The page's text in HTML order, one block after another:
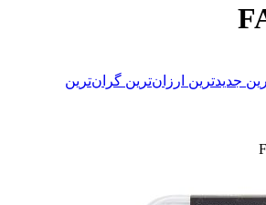
جدیدترین ارزان‌ترین گران‌ترین